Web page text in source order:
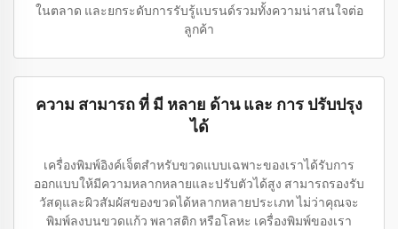
ในตลาด และยกระดับการรับรู้แบรนด์รวมทั้งความน่าสนใจต่อ
ลูกค้า
ความ สามารถ ที่ มี หลาย ด้าน และ การ ปรับปรุง
ได้
เครื่องพิมพ์อิงค์เจ็ตสำหรับขวดแบบเฉพาะของเราได้รับการ
ออกแบบให้มีความหลากหลายและปรับตัวได้สูง สามารถรองรับ
วัสดุและผิวสัมผัสของขวดได้หลากหลายประเภท ไม่ว่าคุณจะ
พิมพ์ลงบนขวดแก้ว พลาสติก หรือโลหะ เครื่องพิมพ์ของเรา